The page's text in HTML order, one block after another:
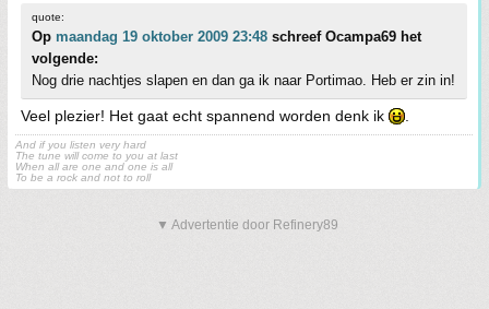
quote:
Op maandag 19 oktober 2009 23:48 schreef Ocampa69 het
volgende:
Nog drie nachtjes slapen en dan ga ik naar Portimao. Heb er zin in!
Veel plezier! Het gaat echt spannend worden denk ik
And if you listen very hard
The tune will come to you at last
When all are one and one is all
To be a rock and not to roll
▼ Advertentie door Refinery89